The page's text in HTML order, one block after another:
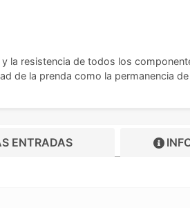
la resistencia de todos los
de la prenda como la permanencia
ENTRADAS